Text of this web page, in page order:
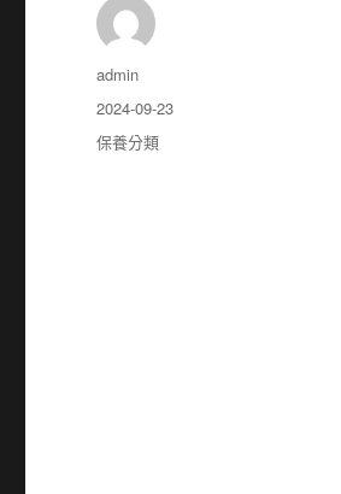
作
者
admin
發
佈
日
2024-09-23
分
保養分類